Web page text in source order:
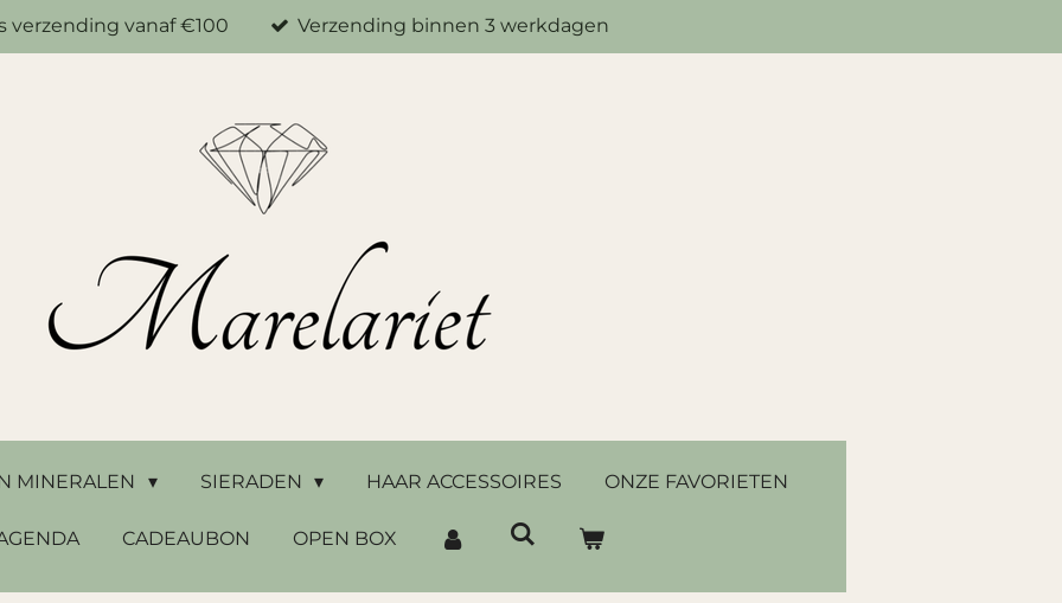
verzending vanaf €100 Verzending binnen 3 werkdagen
MINERALEN SIERADEN HAAR ACCESSOIRES ONZE FAVORIETEN
CADEAUBON OPEN BOX